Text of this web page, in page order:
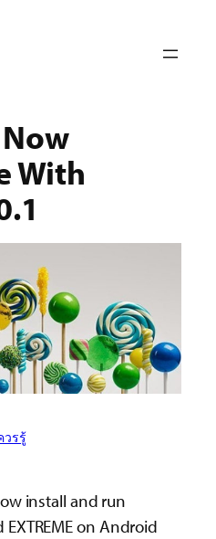
With
วรรู้
install and run
EXTREME on Android